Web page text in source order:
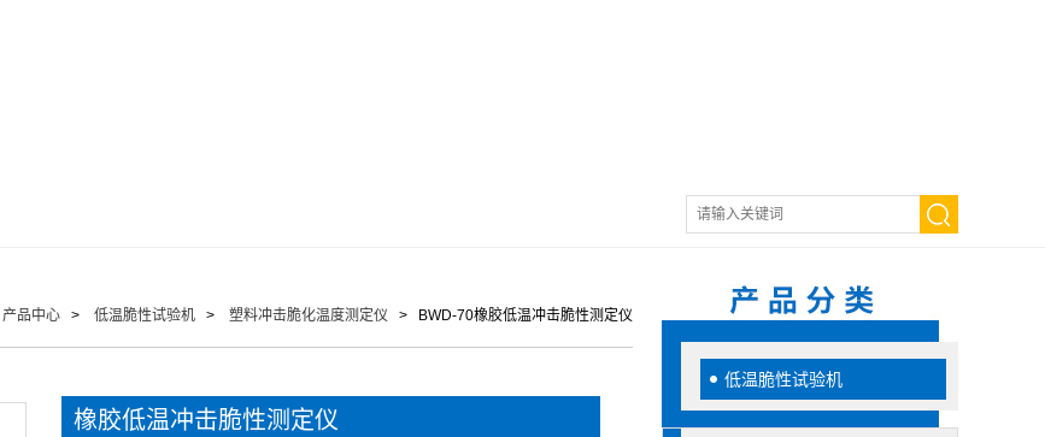
低温脆性试验机
产品中心 > 低温脆性试验机 > 塑料冲击脆化温度测定仪 > BWD-70橡胶低温冲击脆性测定仪
橡胶低温冲击脆性测定仪